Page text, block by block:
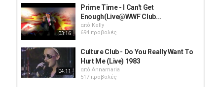
03:16
Prime Time - I Can't Get
Enough(Live@WWF Club...
από Kelly
694 προβολές
04:11
Culture Club - Do You Really Want To
Hurt Me (Live) 1983
από Annamaria
517 προβολές